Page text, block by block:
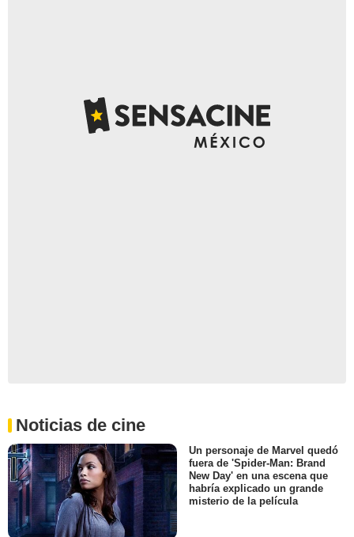
Noticias de cine
Un personaje de Marvel quedó
fuera de 'Spider-Man: Brand
New Day' en una escena que
habría explicado un grande
misterio de la película